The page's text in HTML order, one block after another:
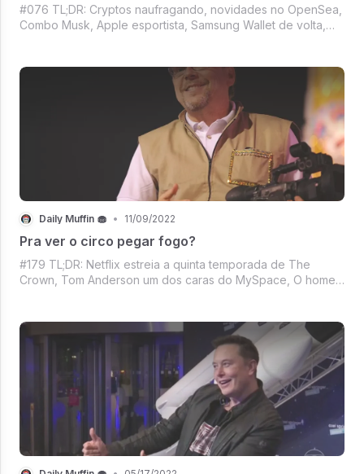
#076 TL;DR: Cryptos naufragando, novidades no OpenSea,
Combo Musk, Apple esportista, Samsung Wallet de volta,
DM de hoje. (Não vá esquece
Daily Muffin 🧁 • 11/09/2022
Pra ver o circo pegar fogo?
#179 TL;DR: Netflix estreia a quinta temporada de The
Crown, Tom Anderson um dos caras do MySpace, O homem
movimentando o Mercado Crypto e muito